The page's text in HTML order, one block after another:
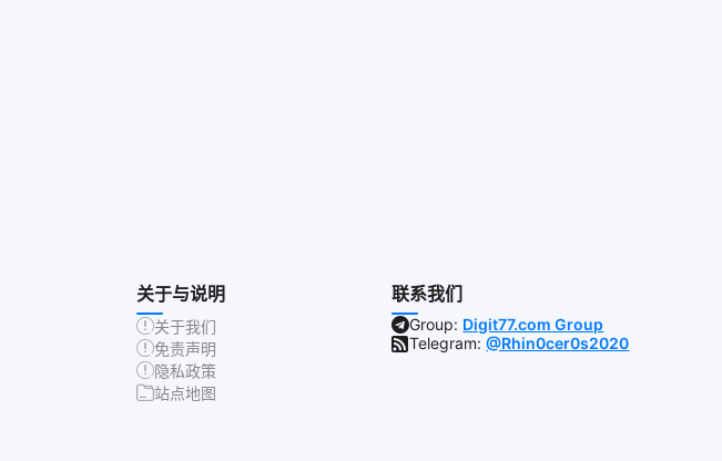
关于与说明
关于我们
免责声明
隐私政策
站点地图
联系我们
Group: Digit77.com Group
Telegram:@Rhin0cer0s2020